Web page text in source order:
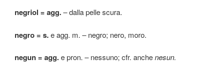
negriol = agg.– dalla pelle scura.
negro = s.e agg. m. – negro; nero, moro.
negun = agg.e pron. – nessuno; cfr. anchenesun.